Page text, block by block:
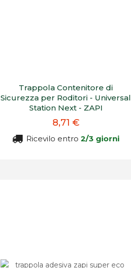
Trappola Contenitore di
Sicurezza per Roditori - Universal
Station Next - ZAPI
8,71 €
Ricevilo entro2/3 giorni